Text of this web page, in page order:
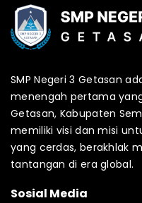
SMP Negeri 3 Getasan
menengah pertama
Getasan, Kabupaten
memiliki visi dan misi
yang cerdas, berakhlak
tantangan di era global.
Sosial Media